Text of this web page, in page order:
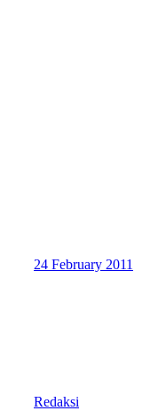
24 February 2011
Redaksi